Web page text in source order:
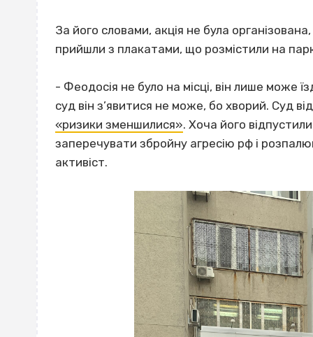
За його словами, акція не була
прийшли з плакатами, що розмістили на
- Феодосія не було на місці, він лише може
суд він з’явитися не може, бо хворий. Суд
«ризики зменшилися». Хоча його
заперечувати збройну агресію рф і
активіст.